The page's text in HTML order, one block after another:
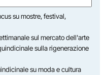
su mostre, festival,
sul mercato dell'arte
sulla rigenerazione
su moda e cultura